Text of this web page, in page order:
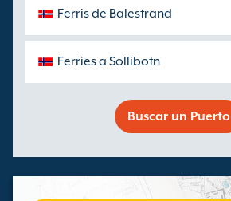
Ferris de Balestrand
Ferries a Sollibotn
Buscar un Puerto